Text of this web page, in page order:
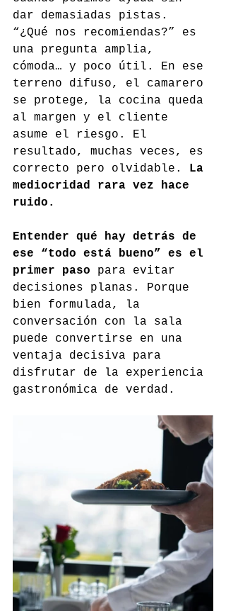
dar demasiadas pistas.
“¿Qué nos recomiendas?” es
una pregunta amplia,
cómoda… y poco útil. En ese
terreno difuso, el camarero
se protege, la cocina queda
al margen y el cliente
asume el riesgo. El
resultado, muchas veces, es
correcto pero olvidable. La
mediocridad rara vez hace
ruido.
Entender qué hay detrás de
ese “todo está bueno” es el
primer paso para evitar
decisiones planas. Porque
bien formulada, la
conversación con la sala
puede convertirse en una
ventaja decisiva para
disfrutar de la experiencia
gastronómica de verdad.